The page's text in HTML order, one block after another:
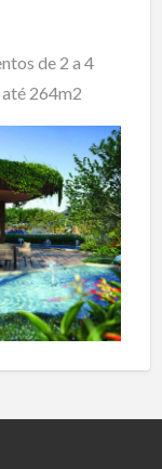
de 2 a 4
264m2